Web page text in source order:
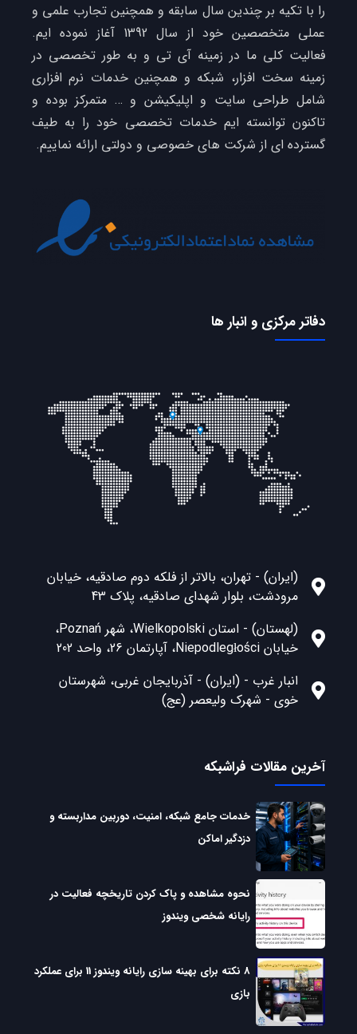
را با تکیه بر چندین سال سابقه و همچنین تجارب علمی و
عملی متخصصین خود از سال 1392 آغاز نموده ایم.
فعالیت کلی ما در زمینه آی تی و به طور تخصصی در
زمینه سخت افزار، شبکه و همچنین خدمات نرم افزاری
شامل طراحی سایت و اپلیکیشن و … متمرکز بوده و
تاکنون توانسته ایم خدمات تخصصی خود را به طیف
گسترده ای از شرکت های خصوصی و دولتی ارائه نماییم.
دفاتر مرکزی و انبار ها
(ایران) - تهران، بالاتر از فلکه دوم صادقیه، خیابان
مرودشت، بلوار شهدای صادقیه، پلاک 43
(لهستان) - استان Wielkopolski، شهر Poznań،
خیابان Niepodległości، آپارتمان 26، واحد 202
انبار غرب - (ایران) - آذربایجان غربی، شهرستان
خوی - شهرک ولیعصر (عج)
آخرین مقالات فراشبکه
خدمات جامع شبکه، امنیت، دوربین مداربسته و
دزدگیر اماکن
نحوه مشاهده و پاک کردن تاریخچه فعالیت در
رایانه شخصی ویندوز
8 نکته برای بهینه سازی رایانه ویندوز 11 برای عملکرد
بازی